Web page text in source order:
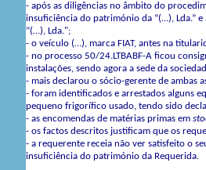
- após as diligências no âmbito do
insuficiência do património da “(…), Lda.”
“(…), Lda.";
- o veículo (…), marca FIAT, antes na
- no processo 50/24.LTBABF-A ficou
instalações, sendo agora a sede da
- mais declarou o sócio-gerente de ambas
- foram identificados e arrestados alguns
pequeno frigorífico usado, tendo sido
- as encomendas de matérias primas em
- os factos descritos justificam que os
- a requerente receia não ver satisfeito o
insuficiência do património da Requerida.